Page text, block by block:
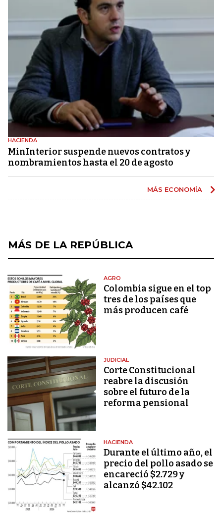
HACIENDA
MinInterior suspende nuevos contratos y
nombramientos hasta el 20 de agosto
MÁS ECONOMÍA
MÁS DE LA REPÚBLICA
AGRO
Colombia sigue en el top
tres de los países que
más producen café
JUDICIAL
Corte Constitucional
reabre la discusión
sobre el futuro de la
reforma pensional
HACIENDA
Durante el último año, el
precio del pollo asado se
encareció $2.729 y
alcanzó $42.102